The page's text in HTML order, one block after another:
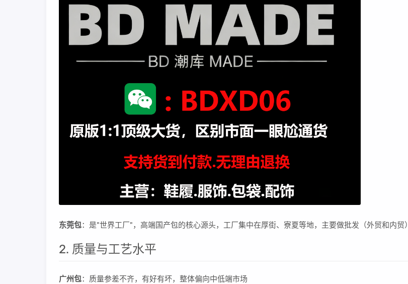
东莞包：是"世界工厂"，高端国产包的核心源头，工厂集中在厚街、寮夏等地，主要做批发（外贸和内贸）
2. 质量与工艺水平
广州包：质量参差不齐，有好有坏，整体偏向中低端市场